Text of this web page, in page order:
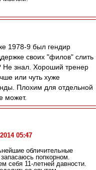
1978-9 был гендир
своих "филов" слить
Не знал. Хороший тренер
или чуть хуже
Плохим для отдельной
может.
05:47
обличительные
попкорном.
себя 11-летней давности.